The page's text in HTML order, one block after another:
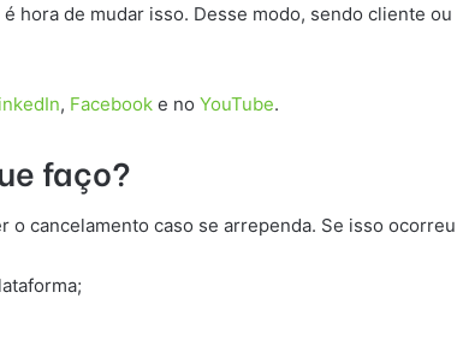
hora de mudar isso. Desse modo, sendo cliente
, Facebook e no YouTube.
faço?
cancelamento caso se arrependa. Se isso